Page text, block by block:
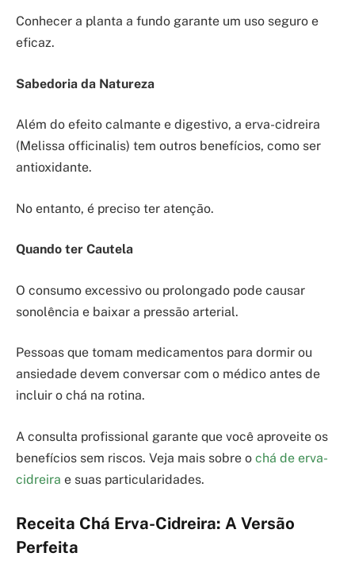
Conhecer a planta a fundo garante um uso seguro e
eficaz.
Sabedoria da Natureza
Além do efeito calmante e digestivo, a erva-cidreira
(Melissa officinalis) tem outros benefícios, como ser
antioxidante.
No entanto, é preciso ter atenção.
Quando ter Cautela
O consumo excessivo ou prolongado pode causar
sonolência e baixar a pressão arterial.
Pessoas que tomam medicamentos para dormir ou
ansiedade devem conversar com o médico antes de
incluir o chá na rotina.
A consulta profissional garante que você aproveite os
benefícios sem riscos. Veja mais sobre o chá de erva-
cidreira e suas particularidades.
Receita Chá Erva-Cidreira: A Versão
Perfeita